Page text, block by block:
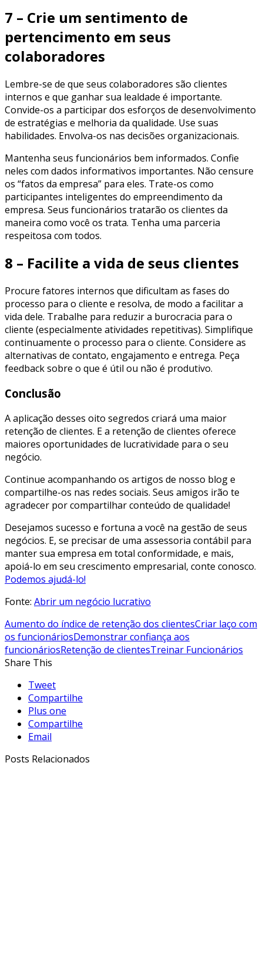
7 – Crie um sentimento de
pertencimento em seus
colaboradores
Lembre-se de que seus colaboradores são clientes
internos e que ganhar sua lealdade é importante.
Convide-os a participar dos esforços de desenvolvimento
de estratégias e melhoria da qualidade. Use suas
habilidades. Envolva-os nas decisões organizacionais.
Mantenha seus funcionários bem informados. Confie
neles com dados informativos importantes. Não censure
os “fatos da empresa” para eles. Trate-os como
participantes inteligentes do empreendimento da
empresa. Seus funcionários tratarão os clientes da
maneira como você os trata. Tenha uma parceria
respeitosa com todos.
8 – Facilite a vida de seus clientes
Procure fatores internos que dificultam as fases do
processo para o cliente e resolva, de modo a facilitar a
vida dele. Trabalhe para reduzir a burocracia para o
cliente (especialmente atividades repetitivas). Simplifique
continuamente o processo para o cliente. Considere as
alternativas de contato, engajamento e entrega. Peça
feedback sobre o que é útil ou não é produtivo.
Conclusão
A aplicação desses oito segredos criará uma maior
retenção de clientes. E a retenção de clientes oferece
maiores oportunidades de lucratividade para o seu
negócio.
Continue acompanhando os artigos de nosso blog e
compartilhe-os nas redes sociais. Seus amigos irão te
agradecer por compartilhar conteúdo de qualidade!
Desejamos sucesso e fortuna a você na gestão de seus
negócios. E, se precisar de uma assessoria contábil para
manter sua empresa em total conformidade, e mais,
apoiá-lo em seu crescimento empresarial, conte conosco.
Podemos ajudá-lo!
Fonte: Abrir um negócio lucrativo
Aumento do índice de retenção dos clientesCriar laço com
os funcionáriosDemonstrar confiança aos
funcionáriosRetenção de clientesTreinar Funcionários
Share This
Tweet
Compartilhe
Plus one
Compartilhe
Email
Posts Relacionados